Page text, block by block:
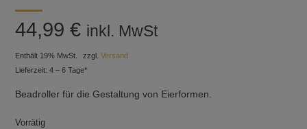
44,99€ inkl. MwSt
Enthält 19% MwSt. zzgl.Versand
Lieferzeit: 4 – 6 Tage*
Beadroller für die Gestaltung von Eierformen.
Vorrätig